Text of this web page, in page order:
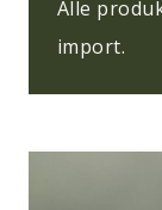
Alle
import.